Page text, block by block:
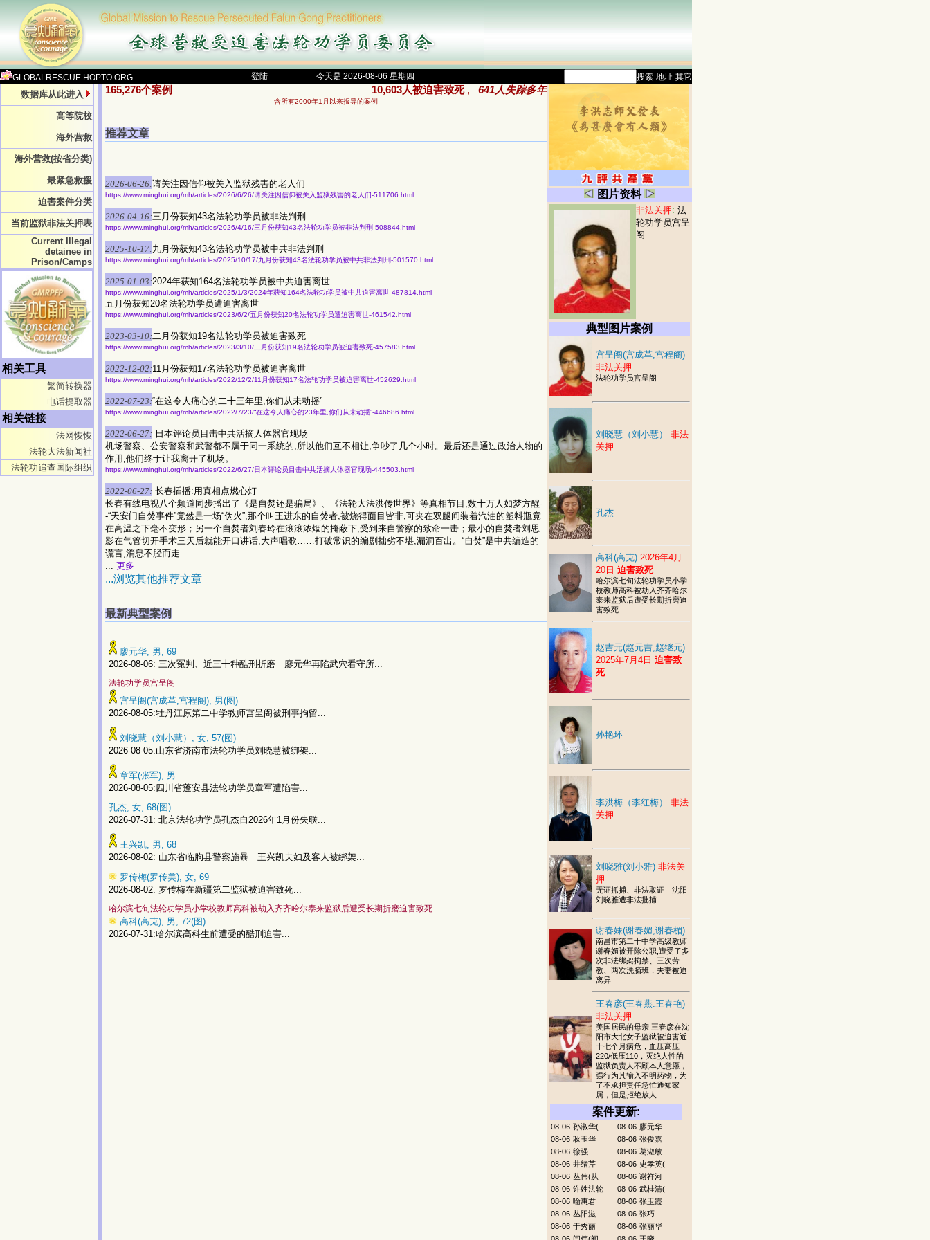
GLOBALRESCUE.HOPTO.ORG 登陆 今天是 2026-08-06 星期四 搜索 地址 其它
数据库从此进入
高等院校
海外营救
海外营救(按省分类)
最紧急救援
迫害案件分类
当前监狱非法关押表
Current Illegal
detainee in
Prison/Camps
相关工具
繁简转换器
电话提取器
相关链接
法网恢恢
法轮大法新闻社
法轮功追查国际组织
165,276个案例 10,603人被迫害致死 , 641人失踪多年
含所有2000年1月以来报导的案例
推荐文章
2026-06-26:请关注因信仰被关入监狱残害的老人们
https://www.minghui.org/mh/articles/2026/6/26/请关注因信仰被关入监狱残害的老人们-511706.html
2026-04-16:三月份获知43名法轮功学员被非法判刑
https://www.minghui.org/mh/articles/2026/4/16/三月份获知43名法轮功学员被非法判刑-508844.html
2025-10-17:九月份获知43名法轮功学员被中共非法判刑
https://www.minghui.org/mh/articles/2025/10/17/九月份获知43名法轮功学员被中共非法判刑-501570.html
2025-01-03:2024年获知164名法轮功学员被中共迫害离世
https://www.minghui.org/mh/articles/2025/1/3/2024年获知164名法轮功学员被中共迫害离世-487814.html
五月份获知20名法轮功学员遭迫害离世
https://www.minghui.org/mh/articles/2023/6/2/五月份获知20名法轮功学员遭迫害离世-461542.html
2023-03-10: 二月份获知19名法轮功学员被迫害致死
https://www.minghui.org/mh/articles/2023/3/10/二月份获知19名法轮功学员被迫害致死-457583.html
2022-12-02:11月份获知17名法轮功学员被迫害离世
https://www.minghui.org/mh/articles/2022/12/2/11月份获知17名法轮功学员被迫害离世-452629.html
2022-07-23:“在这令人痛心的二十三年里,你们从未动摇”
https://www.minghui.org/mh/articles/2022/7/23/“在这令人痛心的23年里,你们从未动摇”-446686.html
2022-06-27: 日本评论员目击中共活摘人体器官现场
机场警察、公安警察和武警都不属于同一系统的,所以他们互不相让,争吵了几个小时。最后还是通过政治人物的
作用,他们终于让我离开了机场。
https://www.minghui.org/mh/articles/2022/6/27/日本评论员目击中共活摘人体器官现场-445503.html
2022-06-27: 长春插播:用真相点燃心灯
长春有线电视八个频道同步播出了《是自焚还是骗局》、《法轮大法洪传世界》等真相节目,数十万人如梦方醒-
-“天安门自焚事件”竟然是一场“伪火”,那个叫王进东的自焚者,被烧得面目皆非,可夹在双腿间装着汽油的塑料瓶竟
在高温之下毫不变形；另一个自焚者刘春玲在滚滚浓烟的掩蔽下,受到来自警察的致命一击；最小的自焚者刘思
影在气管切开手术三天后就能开口讲话,大声唱歌……打破常识的编剧拙劣不堪,漏洞百出。“自焚”是中共编造的
谎言,消息不胫而走
更多
...浏览其他推荐文章
最新典型案例
廖元华, 男, 69
2026-08-06: 三次冤判、近三十种酷刑折磨 廖元华再陷武穴看守所...
法轮功学员宫呈阁
宫呈阁(宫成革,宫程阁), 男(图)
2026-08-05:牡丹江原第二中学教师宫呈阁被刑事拘留...
刘晓慧（刘小慧）, 女, 57(图)
2026-08-05:山东省济南市法轮功学员刘晓慧被绑架...
章军(张军), 男
2026-08-05:四川省蓬安县法轮功学员章军遭陷害...
孔杰, 女, 68(图)
2026-07-31: 北京法轮功学员孔杰自2026年1月份失联...
王兴凯, 男, 68
2026-08-02: 山东省临朐县警察施暴 王兴凯夫妇及客人被绑架...
罗传梅(罗传美), 女, 69
2026-08-02: 罗传梅在新疆第二监狱被迫害致死...
哈尔滨七旬法轮功学员小学校教师高科被劫入齐齐哈尔泰来监狱后遭受长期折磨迫害致死
高科(高克), 男, 72(图)
2026-07-31:哈尔滨高科生前遭受的酷刑迫害...
图片资料
非法关押: 法
轮功学员宫呈
阁
典型图片案例
宫呈阁(宫成革,宫程阁)
非法关押
法轮功学员宫呈阁
刘晓慧（刘小慧） 非法
关押
孔杰
高科(高克) 2026年4月
20日 迫害致死
哈尔滨七旬法轮功学员小学
校教师高科被劫入齐齐哈尔
泰来监狱后遭受长期折磨迫
害致死
赵吉元(赵元吉,赵继元)
2025年7月4日 迫害致
死
孙艳环
李洪梅（李红梅） 非法
关押
刘晓雅(刘小雅) 非法关
押
无证抓捕、非法取证 沈阳
刘晓雅遭非法批捕
谢春妹(谢春媚,谢春楣)
南昌市第二十中学高级教师
谢春媚被开除公职,遭受了多
次非法绑架拘禁、三次劳
教、两次洗脑班，夫妻被迫
离异
王春彦(王春燕.王春艳)
非法关押
美国居民的母亲 王春彦在沈
阳市大北女子监狱被迫害近
十七个月病危，血压高压
220/低压110，灭绝人性的
监狱负责人不顾本人意愿，
强行为其输入不明药物，为
了不承担责任急忙通知家
属，但是拒绝放人
案件更新:
08-06 孙淑华( 08-06 廖元华
08-06 耿玉华 08-06 张俊嘉
08-06 徐强 08-06 葛淑敏
08-06 井绪芹 08-06 史孝英(
08-06 丛伟(从 08-06 谢祥河
08-06 许姓法轮 08-06 武桂清(
08-06 喻惠君 08-06 张玉霞
08-06 丛阳滋 08-06 张巧
08-06 于秀丽 08-06 张丽华